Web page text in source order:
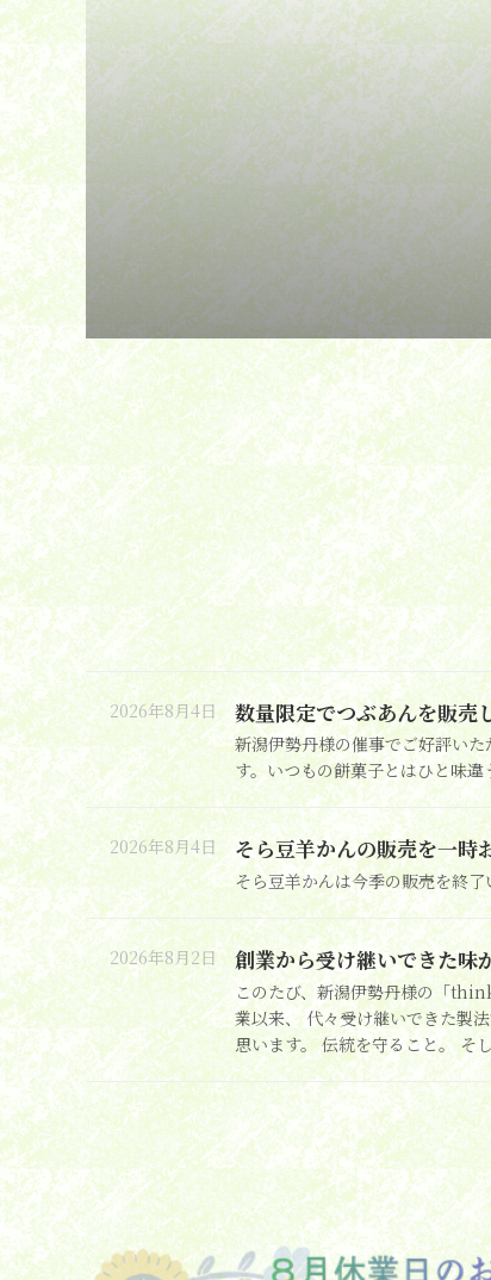
2026年8月4日 数量限定でつぶあんを販売
新潟伊勢丹様の催事でご好評い
す。いつもの餅菓子とはひと味
2026年8月4日 そら豆羊かんの販売を一時
そら豆羊かんは今季の販売を終
2026年8月2日 創業から受け継いできた味
このたび、新潟伊勢丹様の「
業以来、 代々受け継いできた製
思います。 伝統を守ること。 そ